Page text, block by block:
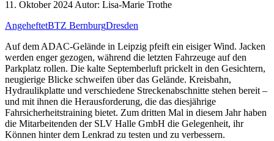
11. Oktober 2024 Autor: Lisa-Marie Trothe
AngeheftetBTZ BernburgDresden
Auf dem ADAC-Gelände in Leipzig pfeift ein eisiger Wind. Jacken
werden enger gezogen, während die letzten Fahrzeuge auf den
Parkplatz rollen. Die kalte Septemberluft prickelt in den Gesichtern,
neugierige Blicke schweifen über das Gelände. Kreisbahn,
Hydraulikplatte und verschiedene Streckenabschnitte stehen bereit –
und mit ihnen die Herausforderung, die das diesjährige
Fahrsicherheitstraining bietet. Zum dritten Mal in diesem Jahr haben
die Mitarbeitenden der SLV Halle GmbH die Gelegenheit, ihr
Können hinter dem Lenkrad zu testen und zu verbessern.